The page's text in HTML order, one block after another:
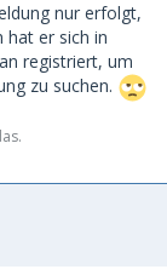
nur erfolgt,
hat er sich in
registriert, um
zu suchen.